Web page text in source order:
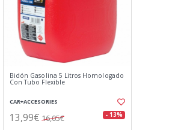
Bidón Gasolina 5 Litros Homologado
Con Tubo Flexible
CAR+ACCESORIES
13,99€ 16,05€ - 13%